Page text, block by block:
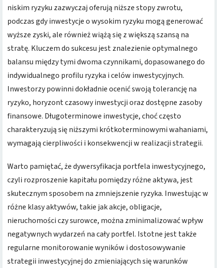
niskim ryzyku zazwyczaj oferują niższe stopy zwrotu,
podczas gdy inwestycje o wysokim ryzyku mogą generować
wyższe zyski, ale również wiążą się z większą szansą na
stratę. Kluczem do sukcesu jest znalezienie optymalnego
balansu między tymi dwoma czynnikami, dopasowanego do
indywidualnego profilu ryzyka i celów inwestycyjnych.
Inwestorzy powinni dokładnie ocenić swoją tolerancję na
ryzyko, horyzont czasowy inwestycji oraz dostępne zasoby
finansowe. Długoterminowe inwestycje, choć często
charakteryzują się niższymi krótkoterminowymi wahaniami,
wymagają cierpliwości i konsekwencji w realizacji strategii.
Warto pamiętać, że dywersyfikacja portfela inwestycyjnego,
czyli rozproszenie kapitału pomiędzy różne aktywa, jest
skutecznym sposobem na zmniejszenie ryzyka. Inwestując w
różne klasy aktywów, takie jak akcje, obligacje,
nieruchomości czy surowce, można zminimalizować wpływ
negatywnych wydarzeń na cały portfel. Istotne jest także
regularne monitorowanie wyników i dostosowywanie
strategii inwestycyjnej do zmieniających się warunków